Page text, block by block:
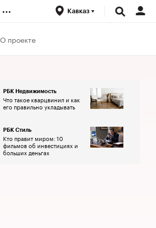
... Кавказ
О проекте
РБК Недвижимость
Что такое кварцвинил и как
его правильно укладывать
РБК Стиль
Кто правит миром: 10
фильмов об инвестициях и
больших деньгах